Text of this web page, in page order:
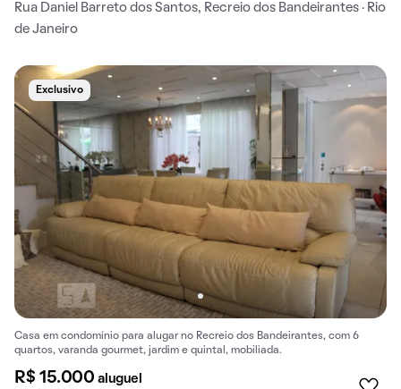
Rua Daniel Barreto dos Santos, Recreio dos Bandeirantes · Rio
de Janeiro
Exclusivo
Casa em condomínio para alugar no Recreio dos Bandeirantes, com 6
quartos, varanda gourmet, jardim e quintal, mobiliada.
R$ 15.000aluguel